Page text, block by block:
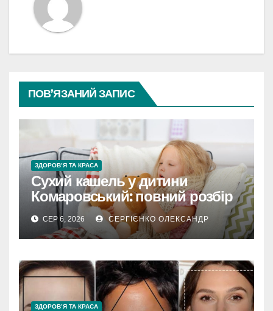
ПОВ’ЯЗАНИЙ ЗАПИС
ЗДОРОВ’Я ТА КРАСА
Сухий кашель у дитини
Комаровський: повний розбір
підходу лікаря
СЕР 6, 2026 СЕРГІЄНКО ОЛЕКСАНДР
ЗДОРОВ’Я ТА КРАСА